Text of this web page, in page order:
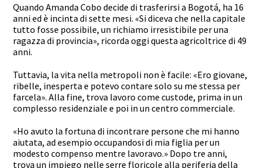
Quando Amanda Cobo decide di trasferirsi a Bogotá, ha 16
anni ed è incinta di sette mesi. «Si diceva che nella capitale
tutto fosse possibile, un richiamo irresistibile per una
ragazza di provincia», ricorda oggi questa agricoltrice di 49
anni.
Tuttavia, la vita nella metropoli non è facile: «Ero giovane,
ribelle, inesperta e potevo contare solo su me stessa per
farcela». Alla fine, trova lavoro come custode, prima in un
complesso residenziale e poi in un centro commerciale.
«Ho avuto la fortuna di incontrare persone che mi hanno
aiutata, ad esempio occupandosi di mia figlia per un
modesto compenso mentre lavoravo.» Dopo tre anni,
trova un impiego nelle serre floricole alla periferia della